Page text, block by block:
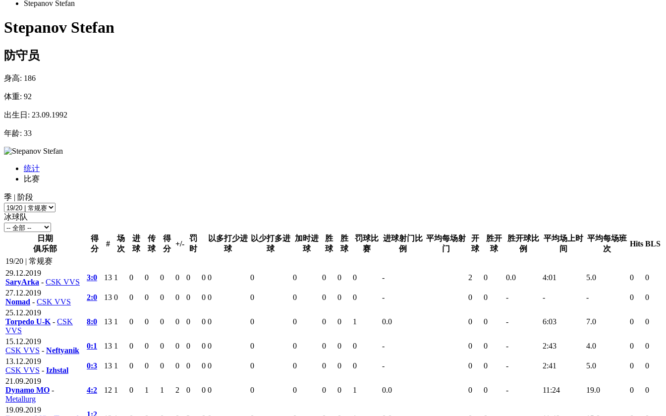
Stepanov Stefan
Stepanov Stefan
防守员
身高: 186
体重: 92
出生日: 23.09.1992
年龄: 33
统计
比赛
季 | 阶段
冰球队
日期
俱乐部
得
分
#
场
次
进
球
传
球
得
分
+/-
罚
时
以多打少进
球
以少打多进
球
加时进
球
胜
球
胜
球
罚球比
赛
进球射门比
例
平均每场射
门
开
球
胜开
球
胜开球比
例
平均场上时
间
平均每场班
次
Hits BLS
19/20 | 常规赛
29.12.2019
SaryArka - CSK VVS
3:0 13 1 0 0 0 0 0 0 0 0 0 0 0 0 - 2 0 0.0 4:01 5.0 0
0
27.12.2019
Nomad - CSK VVS
2:0 13 0 0 0 0 0 0 0 0 0 0 0 0 0 - 0 0 - - - 0
0
25.12.2019
Torpedo U-K - CSK
VVS
8:0 13 1 0 0 0 0 0 0 0 0 0 0 0 1 0.0 0 0 - 6:03 7.0 0 0
15.12.2019
CSK VVS - Neftyanik
0:1 13 1 0 0 0 0 0 0 0 0 0 0 0 0 - 0 0 - 2:43 4.0 0
0
13.12.2019
CSK VVS - Izhstal
0:3 13 1 0 0 0 0 0 0 0 0 0 0 0 0 - 0 0 - 2:41 5.0 0
0
21.09.2019
Dynamo MO -
Metallurg
4:2 12 1 0 1 1 2 0 0 0 0 0 0 0 1 0.0 0 0 - 11:24 19.0 0 0
19.09.2019
1:2